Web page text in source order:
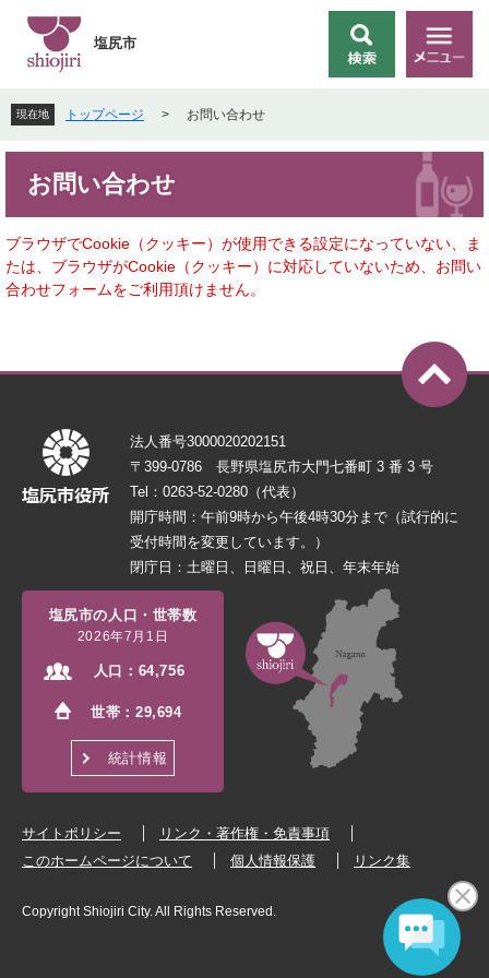
先
頭
で
を
飛
ば
本
文
へ
索
メ
ニ
塩尻市
現在地 トップページ > お問い合わせ
お問い合わせ
ブラウザでCookie（クッキー）が使用できる設定になっていない、ま
たは、ブラウザがCookie（クッキー）に対応していないため、お問い
合わせフォームをご利用頂けません。
法人番号3000020202151
〒399-0786 長野県塩尻市大門七番町 3 番 3 号
Tel：0263-52-0280（代表）
開庁時間：午前9時から午後4時30分まで（試行的に
受付時間を変更しています。）
閉庁日：土曜日、日曜日、祝日、年末年始
塩尻市の人口・世帯数
2026年7月1日
人口： 64,756
世帯：29,694
統計情報
サイトポリシー
リンク・著作権・免責事項
このホームページについて
個人情報保護 リンク集
Copyright Shiojiri City. All Rights Reserved.